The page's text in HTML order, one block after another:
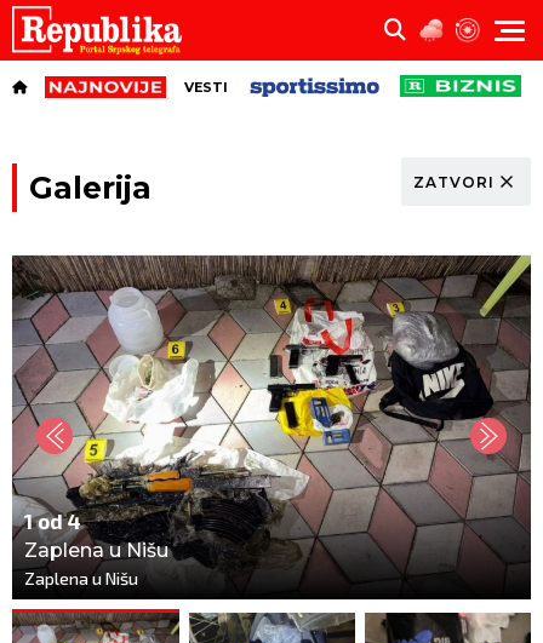
VESTI
Galerija ZATVORI
1 od 4
Zaplena u Nišu
Zaplena u Nišu